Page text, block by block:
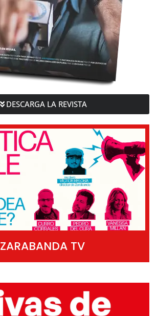
DESCARGA LA REVISTA
ZARABANDA TV